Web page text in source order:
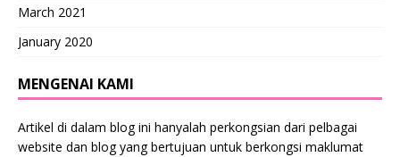
March 2021
January 2020
MENGENAI KAMI
Artikel di dalam blog ini hanyalah perkongsian dari pelbagai
website dan blog yang bertujuan untuk berkongsi maklumat